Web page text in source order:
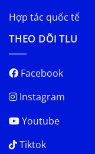
Hợp tác quốc tế
THEO DÕI TLU
Facebook
Instagram
Youtube
Tiktok